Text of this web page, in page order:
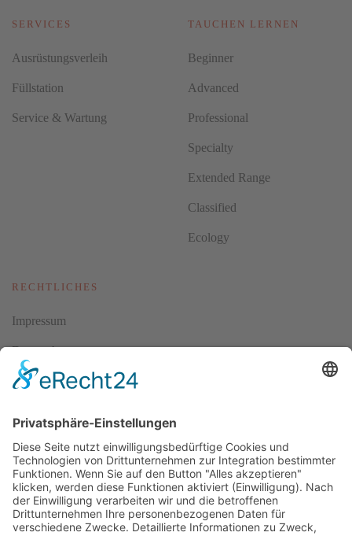
SERVICES
Ausrüstungsverleih
Füllstation
Service & Wartung
TAUCHEN LERNEN
Beginner
Advanced
Professional
Specialty
Extended Range
Classified
Ecology
RECHTLICHES
Impressum
Datenschutz
AGBs
Copyright ©2026ScubaholiX | Tauchschule und Tauchreisen.
Alle Rechte vorbehalten.